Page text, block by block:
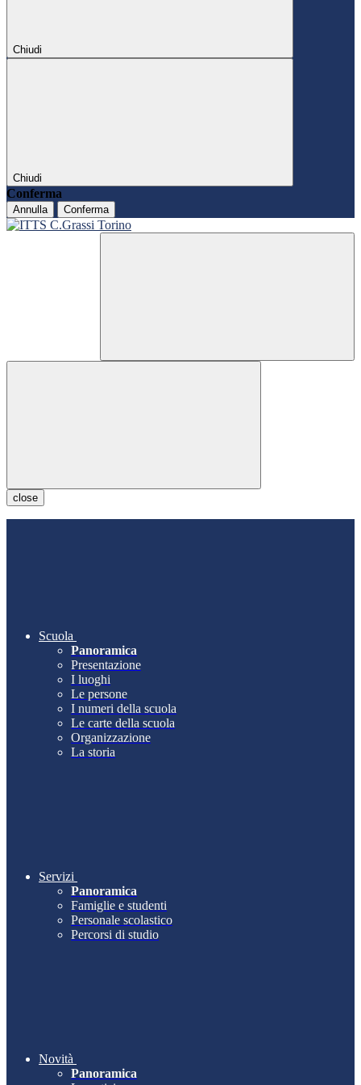
Chiudi
Chiudi
Conferma
Annulla Conferma
close
Scuola
Panoramica
Presentazione
I luoghi
Le persone
I numeri della scuola
Le carte della scuola
Organizzazione
La storia
Servizi
Panoramica
Famiglie e studenti
Personale scolastico
Percorsi di studio
Novità
Panoramica